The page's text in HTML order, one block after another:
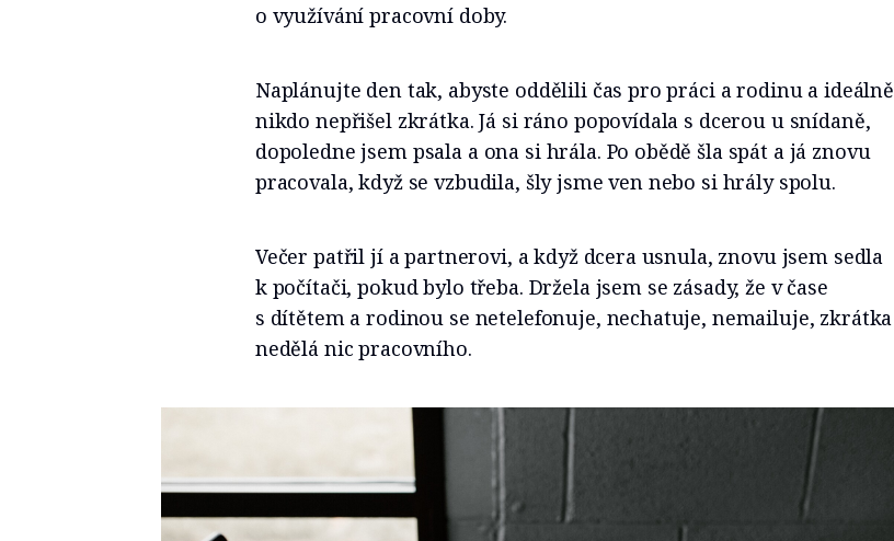
o využívání pracovní doby.
Naplánujte den tak, abyste oddělili čas pro práci a rodinu a ideálně
nikdo nepřišel zkrátka. Já si ráno popovídala s dcerou u snídaně,
dopoledne jsem psala a ona si hrála. Po obědě šla spát a já znovu
pracovala, když se vzbudila, šly jsme ven nebo si hrály spolu.
Večer patřil jí a partnerovi, a když dcera usnula, znovu jsem sedla
k počítači, pokud bylo třeba. Držela jsem se zásady, že v čase
s dítětem a rodinou se netelefonuje, nechatuje, nemailuje, zkrátka
nedělá nic pracovního.